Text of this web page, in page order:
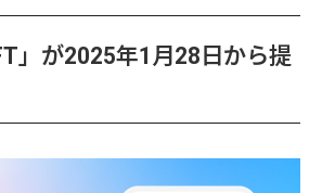
」が2025年1月28日から提